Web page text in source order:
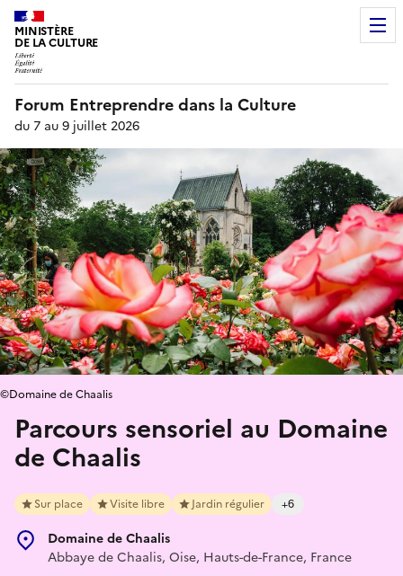
MINISTÈRE
DE LA CULTURE
Forum Entreprendre dans la Culture
du 7 au 9 juillet 2026
Parcours sensoriel au Domaine
de Chaalis
Sur place Visite libre Jardin régulier +6
Domaine de Chaalis
Abbaye de Chaalis, Oise, Hauts-de-France, France
©Domaine de Chaalis